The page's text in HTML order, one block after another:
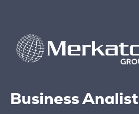
Business Analist